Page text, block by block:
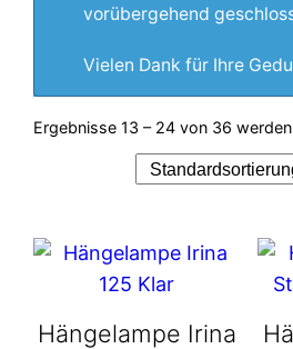
vorübergehend
Vielen Dank für Ihre
Ergebnisse 13 – 24 von 36
Hängelampe Irina